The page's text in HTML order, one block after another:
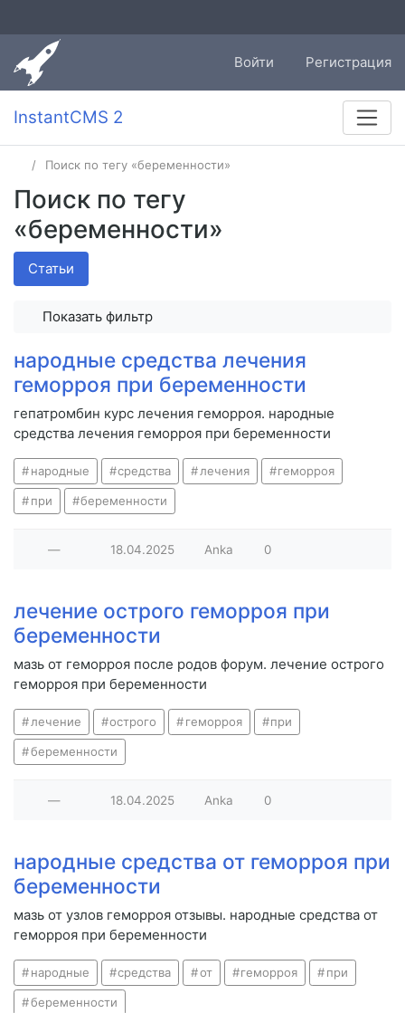
Войти Регистрация
InstantCMS 2
Поиск по тегу «беременности»
Поиск по тегу
«беременности»
Статьи
Показать фильтр
народные средства лечения
геморроя при беременности
гепатромбин курс лечения геморроя. народные
средства лечения геморроя при беременности
народные средства лечения геморроя
при беременности
— 18.04.2025 Anka 0
лечение острого геморроя при
беременности
мазь от геморроя после родов форум. лечение острого
геморроя при беременности
лечение острого геморроя при
беременности
— 18.04.2025 Anka 0
народные средства от геморроя при
беременности
мазь от узлов геморроя отзывы. народные средства от
геморроя при беременности
народные средства от геморроя при
беременности